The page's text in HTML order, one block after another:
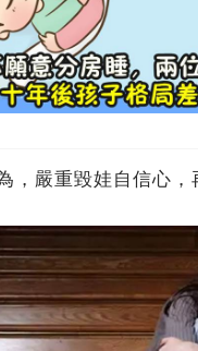
，嚴重毀娃自信心，